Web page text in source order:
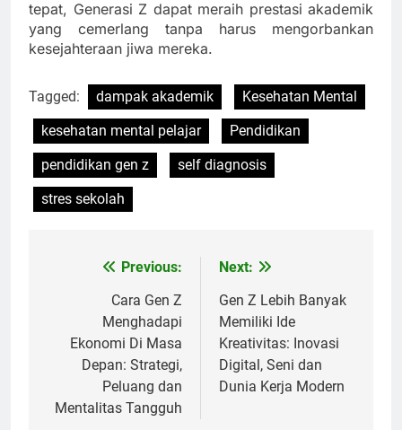
tepat, Generasi Z dapat meraih prestasi akademik
yang cemerlang tanpa harus mengorbankan
kesejahteraan jiwa mereka.
Tagged: dampak akademik
Kesehatan Mental
kesehatan mental pelajar
Pendidikan
pendidikan gen z
self diagnosis
stres sekolah
navigation
Previous:
Cara Gen Z
Menghadapi
Ekonomi Di Masa
Depan: Strategi,
Peluang dan
Mentalitas Tangguh
Next:
Gen Z Lebih Banyak
Memiliki Ide
Kreativitas: Inovasi
Digital, Seni dan
Dunia Kerja Modern